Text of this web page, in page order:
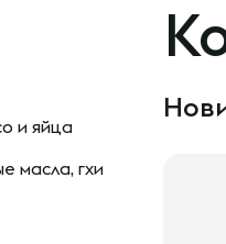
и яйца
масла, гхи